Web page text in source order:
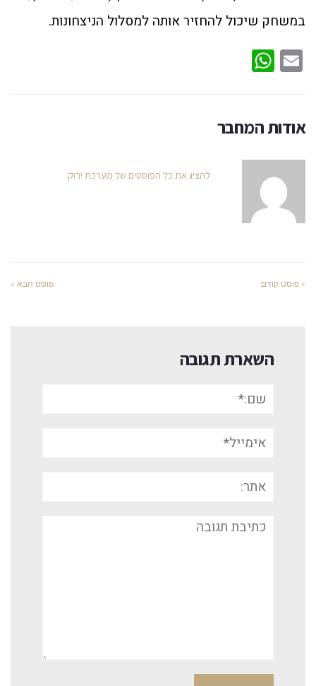
במשחק שיכול להחזיר אותה למסלול הניצחונות.
Email
אודות המחבר
להציג את כל הפוסטים של מערכת ירוק
« פוסט קודם פוסט הבא »
השארת תגובה
אימייל*
תגובה